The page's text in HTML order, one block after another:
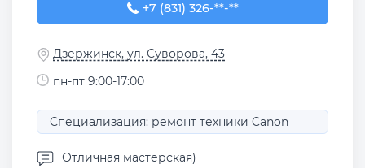
+7 (831) 326-07-09
+7 (831) 326-**-**
Дзержинск, ул. Суворова, 43
пн-пт 9:00-17:00
Специализация: ремонт техники Canon
Отличная мастерская)